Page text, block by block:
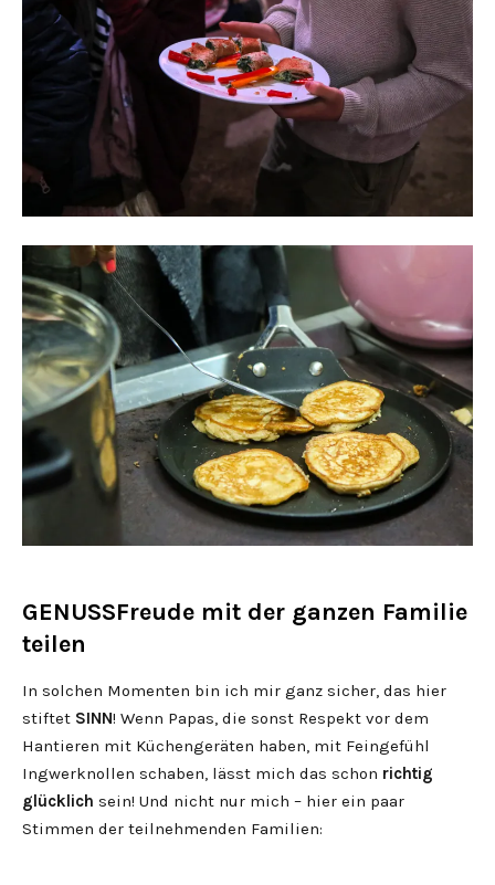
GENUSSFreude mit der ganzen Familie
teilen
In solchen Momenten bin ich mir ganz sicher, das hier
stiftet SINN! Wenn Papas, die sonst Respekt vor dem
Hantieren mit Küchengeräten haben, mit Feingefühl
Ingwerknollen schaben, lässt mich das schon richtig
glücklich sein! Und nicht nur mich – hier ein paar
Stimmen der teilnehmenden Familien: